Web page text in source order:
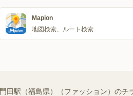
Mapion
地図検索、ルート検索
門田駅（福島県）（ファッション）の